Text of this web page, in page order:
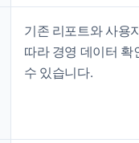
기존 리포트와 사용
따라 경영 데이터 확
수 있습니다.